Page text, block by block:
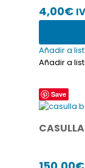
4,00€
Añadir a
Añadir a
Save
Este
producto
múltiples